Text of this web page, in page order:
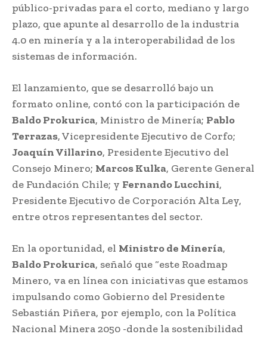
público-privadas para el corto, mediano y largo
plazo, que apunte al desarrollo de la industria
4.0 en minería y a la interoperabilidad de los
sistemas de información.
El lanzamiento, que se desarrolló bajo un
formato online, contó con la participación de
Baldo Prokurica, Ministro de Minería; Pablo
Terrazas, Vicepresidente Ejecutivo de Corfo;
Joaquín Villarino, Presidente Ejecutivo del
Consejo Minero; Marcos Kulka, Gerente General
de Fundación Chile; y Fernando Lucchini,
Presidente Ejecutivo de Corporación Alta Ley,
entre otros representantes del sector.
En la oportunidad, el Ministro de Minería,
Baldo Prokurica, señaló que “este Roadmap
Minero, va en línea con iniciativas que estamos
impulsando como Gobierno del Presidente
Sebastián Piñera, por ejemplo, con la Política
Nacional Minera 2050 -donde la sostenibilidad